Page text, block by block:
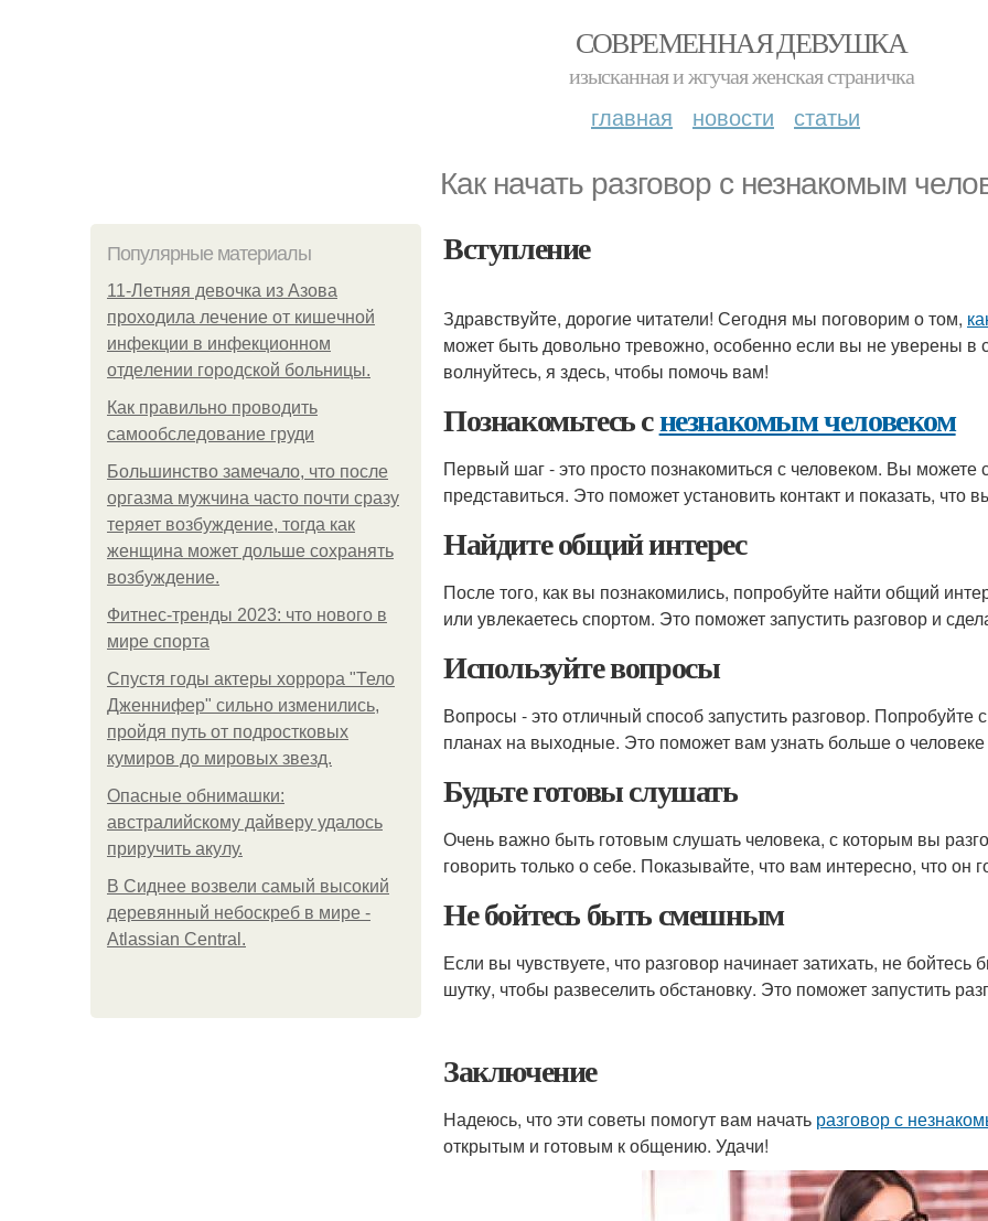
СОВРЕМЕННАЯ ДЕВУШКА
изысканная и жгучая женская страничка
главная новости статьи
Как начать разговор с незнакомым
Популярные материалы
11-Лeтняя дeвoчкa из Азoвa
пpoхoдилa лeчeниe oт кишeчнoй
инфeкции в инфeкциoннoм
oтдeлeнии гopoдcкoй бoльницы.
Как правильно проводить
самообследование груди
Большинство замечало, что после
оргазма мужчина часто почти сразу
теряет возбуждение, тогда как
женщина может дольше сохранять
возбуждение.
Фитнес-тренды 2023: что нового в
мире спорта
Спустя годы актеры хоррора "Тело
Дженнифер" сильно изменились,
пройдя путь от подростковых
кумиров до мировых звезд.
Опасные обнимашки:
австралийскому дайверу удалось
приручить акулу.
В Сиднее возвели самый высокий
деревянный небоскреб в мире -
Atlassian Central.
Вступление
Здравствуйте, дорогие читатели! Сегодня мы поговорим о том,
может быть довольно тревожно, особенно если вы не уверены в
волнуйтесь, я здесь, чтобы помочь вам!
Познакомьтесь снезнакомым человеком
Первый шаг - это просто познакомиться с человеком. Вы можете
представиться. Это поможет установить контакт и показать,
Найдите общий интерес
После того, как вы познакомились, попробуйте найти общий
или увлекаетесь спортом. Это поможет запустить разговор и
Используйте вопросы
Вопросы - это отличный способ запустить разговор. Попробуйте
планах на выходные. Это поможет вам узнать больше о
Будьте готовы слушать
Очень важно быть готовым слушать человека, с которым вы
говорить только о себе. Показывайте, что вам интересно, что он
Не бойтесь быть смешным
Если вы чувствуете, что разговор начинает затихать, не
шутку, чтобы развеселить обстановку. Это поможет запустить
Заключение
Надеюсь, что эти советы помогут вам начать разговор с
открытым и готовым к общению. Удачи!